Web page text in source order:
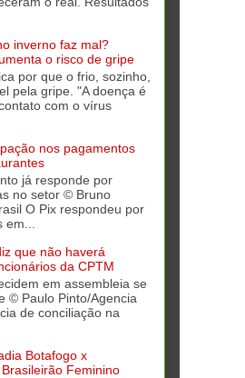
inverno faz mal?
o risco de gripe
por que o frio, sozinho,
pela gripe. "A doença é
com o vírus
nos pagamentos
já responde por
no setor © Bruno
O Pix respondeu por
que não haverá
da CPTM
em assembleia se
© Paulo Pinto/Agencia
de conciliação na
Botafogo x
Feminino